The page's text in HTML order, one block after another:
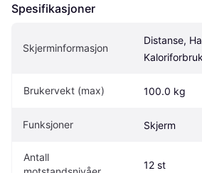
Spesifikasjoner
Skjerminformasjon
Distanse,
Brukervekt (max) 100.0 kg
Funksjoner Skjerm
Antall
12 st